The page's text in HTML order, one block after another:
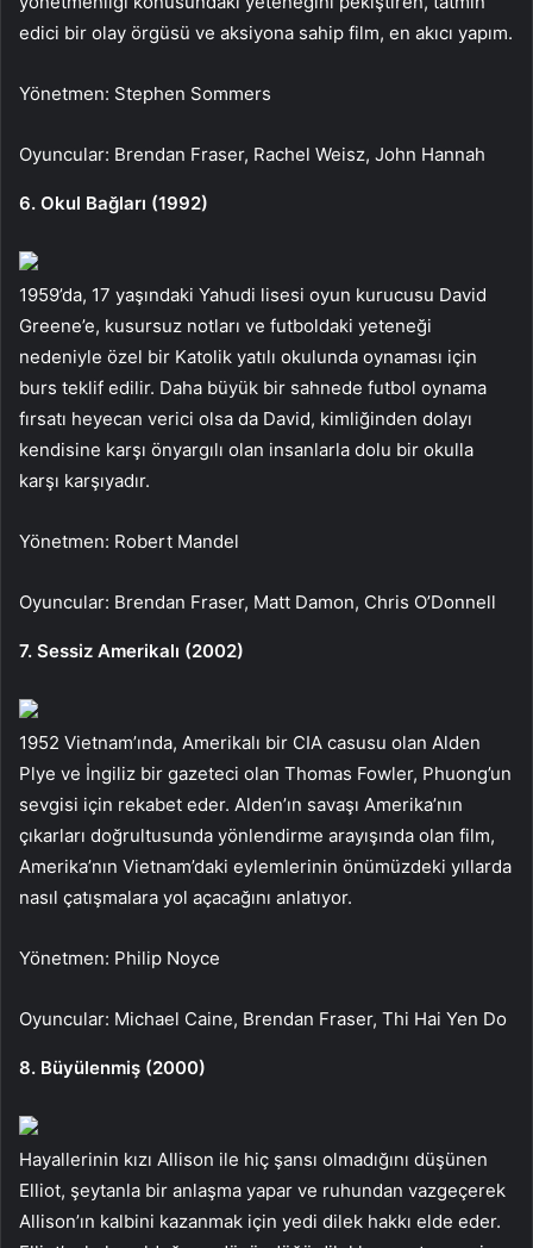
edici bir olay örgüsü ve aksiyona sahip film, en akıcı yapım.
Yönetmen: Stephen Sommers
Oyuncular: Brendan Fraser, Rachel Weisz, John Hannah
6. Okul Bağları (1992)
1959’da, 17 yaşındaki Yahudi lisesi oyun kurucusu David
Greene’e, kusursuz notları ve futboldaki yeteneği
nedeniyle özel bir Katolik yatılı okulunda oynaması için
burs teklif edilir. Daha büyük bir sahnede futbol oynama
fırsatı heyecan verici olsa da David, kimliğinden dolayı
kendisine karşı önyargılı olan insanlarla dolu bir okulla
karşı karşıyadır.
Yönetmen: Robert Mandel
Oyuncular: Brendan Fraser, Matt Damon, Chris O’Donnell
7. Sessiz Amerikalı (2002)
1952 Vietnam’ında, Amerikalı bir CIA casusu olan Alden
Plye ve İngiliz bir gazeteci olan Thomas Fowler, Phuong’un
sevgisi için rekabet eder. Alden’ın savaşı Amerika’nın
çıkarları doğrultusunda yönlendirme arayışında olan film,
Amerika’nın Vietnam’daki eylemlerinin önümüzdeki yıllarda
nasıl çatışmalara yol açacağını anlatıyor.
Yönetmen: Philip Noyce
Oyuncular: Michael Caine, Brendan Fraser, Thi Hai Yen Do
8. Büyülenmiş (2000)
Hayallerinin kızı Allison ile hiç şansı olmadığını düşünen
Elliot, şeytanla bir anlaşma yapar ve ruhundan vazgeçerek
Allison’ın kalbini kazanmak için yedi dilek hakkı elde eder.